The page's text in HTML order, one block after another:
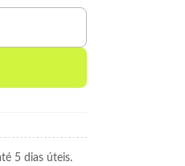
5 dias úteis.